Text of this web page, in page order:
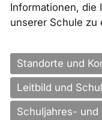
Informationen, die
unserer Schule zu
Standorte und
Leitbild und
Schuljahres- und